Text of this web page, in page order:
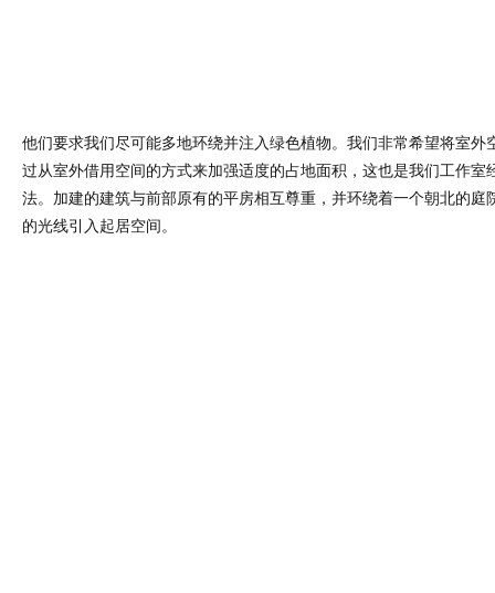
他们要求我们尽可能多地环绕并注入绿色植物。我们非常希望将室外
过从室外借用空间的方式来加强适度的占地面积，这也是我们工作室
法。加建的建筑与前部原有的平房相互尊重，并环绕着一个朝北的庭
的光线引入起居空间。